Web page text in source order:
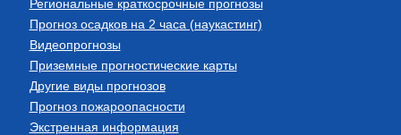
Региональные краткосрочные прогнозы
Прогноз осадков на 2 часа (наукастинг)
Видеопрогнозы
Приземные прогностические карты
Другие виды прогнозов
Прогноз пожароопасности
Экстренная информация